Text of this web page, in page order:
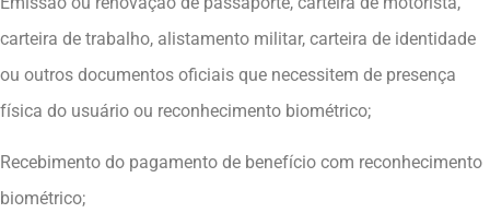
carteira de trabalho, alistamento militar, carteira de identidade
ou outros documentos oficiais que necessitem de presença
física do usuário ou reconhecimento biométrico;
Recebimento do pagamento de benefício com reconhecimento
biométrico;